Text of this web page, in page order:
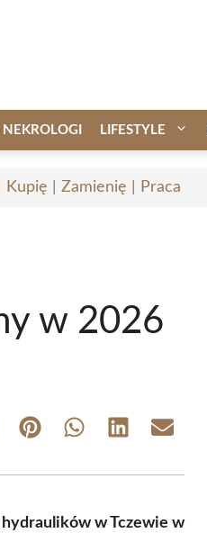
NEKROLOGI LIFESTYLE
Kupię | Zamienię | Praca
w 2026
Share Share Share Share
w Tczewie w